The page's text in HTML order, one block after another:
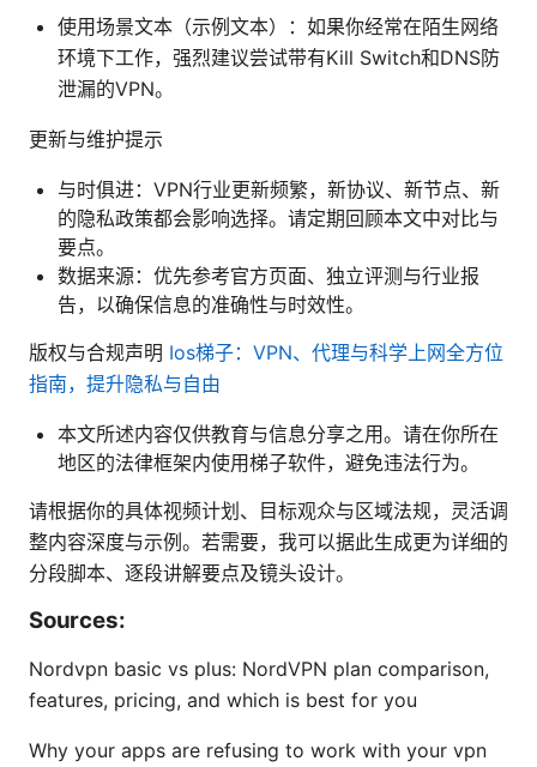
使用场景文本（示例文本）：如果你经常在陌生网络
环境下工作，强烈建议尝试带有Kill Switch和DNS防
泄漏的VPN。
更新与维护提示
与时俱进：VPN行业更新频繁，新协议、新节点、新
的隐私政策都会影响选择。请定期回顾本文中对比与
要点。
数据来源：优先参考官方页面、独立评测与行业报
告，以确保信息的准确性与时效性。
版权与合规声明 Ios梯子：VPN、代理与科学上网全方位
指南，提升隐私与自由
本文所述内容仅供教育与信息分享之用。请在你所在
地区的法律框架内使用梯子软件，避免违法行为。
请根据你的具体视频计划、目标观众与区域法规，灵活调
整内容深度与示例。若需要，我可以据此生成更为详细的
分段脚本、逐段讲解要点及镜头设计。
Sources:
Nordvpn basic vs plus: NordVPN plan comparison,
features, pricing, and which is best for you
Why your apps are refusing to work with your vpn